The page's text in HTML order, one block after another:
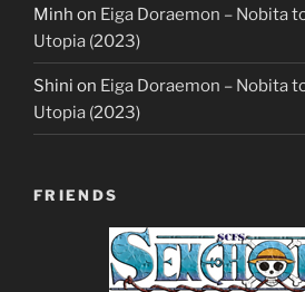
Minh on Eiga Doraemon – Nobita
Utopia (2023)
Shini on Eiga Doraemon – Nobita
Utopia (2023)
FRIENDS